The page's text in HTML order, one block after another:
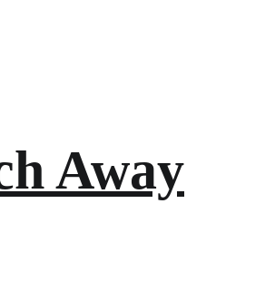
Away